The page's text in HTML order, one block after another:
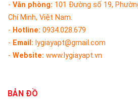
- Văn phòng: 101 Đường số 19,
Chí Minh, Việt Nam.
- Hotline: 0934.028.679
- Email: lygiayapt@gmail.com
- Website: www.lygiayapt.vn
BẢN ĐỒ